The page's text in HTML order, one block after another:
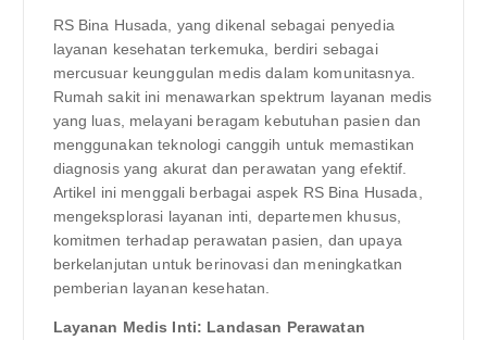
RS Bina Husada, yang dikenal sebagai penyedia
layanan kesehatan terkemuka, berdiri sebagai
mercusuar keunggulan medis dalam komunitasnya.
Rumah sakit ini menawarkan spektrum layanan medis
yang luas, melayani beragam kebutuhan pasien dan
menggunakan teknologi canggih untuk memastikan
diagnosis yang akurat dan perawatan yang efektif.
Artikel ini menggali berbagai aspek RS Bina Husada,
mengeksplorasi layanan inti, departemen khusus,
komitmen terhadap perawatan pasien, dan upaya
berkelanjutan untuk berinovasi dan meningkatkan
pemberian layanan kesehatan.
Layanan Medis Inti: Landasan Perawatan